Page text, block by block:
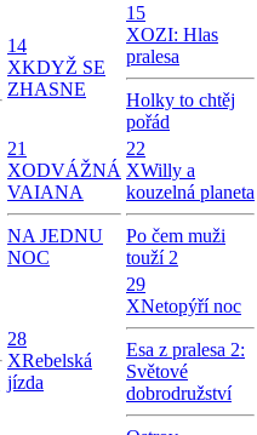
14
XKDYŽ SE
ZHASNE
15
XOZI: Hlas
pralesa
Holky to chtěj
pořád
21
XODVÁŽNÁ
VAIANA
NA JEDNU
NOC
22
XWilly a
kouzelná planeta
Po čem muži
touží 2
28
XRebelská
jízda
29
XNetopýří noc
Esa z pralesa 2:
Světové
dobrodružství